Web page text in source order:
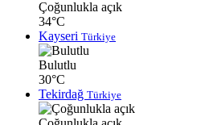
Çoğunlukla açık
34°C
Kayseri Türkiye
Bulutlu
30°C
Tekirdağ Türkiye